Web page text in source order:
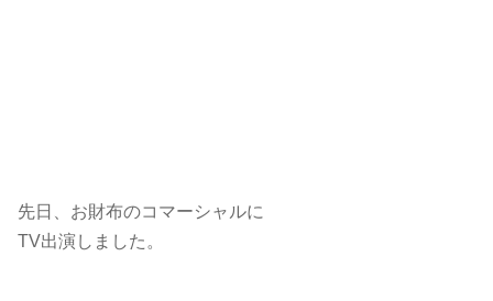
先日、お財布のコマーシャルに
TV出演しました。